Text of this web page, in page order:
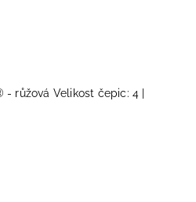
růžová Velikost čepic: 4 |